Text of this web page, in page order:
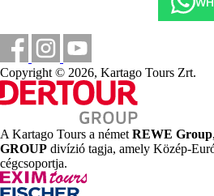
vízi sportok a tengerparton
Funtazia klub
Funtazia Kids programok (4-12
Ingyenes gyermek- és családi
magyar nyelven is (a nyári iskolai
Ellátás
All Inclusive: minden
napközben snack-ételek,
italok 10:00 és 01:00 óra
szállodák szolgáltatásai
Copyright © 2026, Kartago Tours Zrt.
A Kartago Tours a német REWE Group
GROUP divízió tagja, amely Közép-
cégcsoportja.